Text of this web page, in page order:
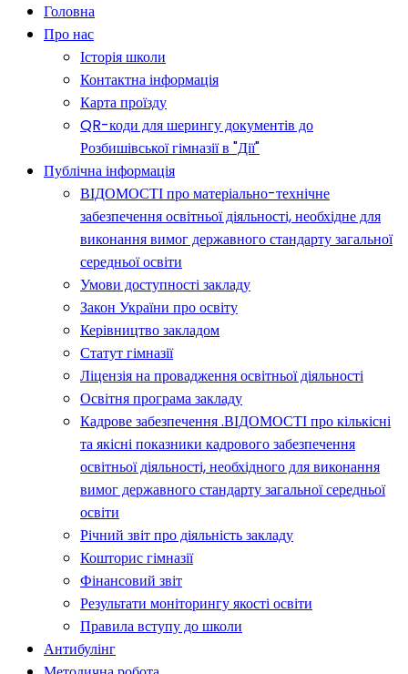
Головна
Про нас
Історія школи
Контактна інформація
Карта проїзду
QR-коди для шерингу документів до
Розбишівської гімназії в "Дії"
Публічна інформація
ВІДОМОСТІ про матеріально-технічне
забезпечення освітньої діяльності, необхідне для
виконання вимог державного стандарту загальної
середньої освіти
Умови доступності закладу
Закон України про освіту
Керівництво закладом
Статут гімназії
Ліцензія на провадження освітньої діяльності
Освітня програма закладу
Кадрове забезпечення .ВІДОМОСТІ про кількісні
та якісні показники кадрового забезпечення
освітньої діяльності, необхідного для виконання
вимог державного стандарту загальної середньої
освіти
Річний звіт про діяльність закладу
Кошторис гімназії
Фінансовий звіт
Результати моніторингу якості освіти
Правила вступу до школи
Антибулінг